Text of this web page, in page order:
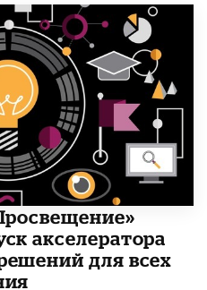
акселератора
для всех